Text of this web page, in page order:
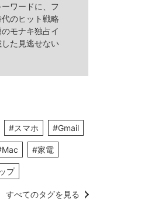
ワードに、フ
のヒット戦略
モナキ独占イ
た見逃せない
#スマホ #Gmail
#家電
プ
すべてのタグを見る